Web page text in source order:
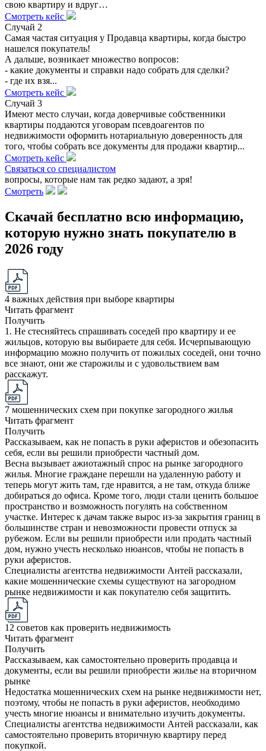
свою квартиру и вдруг…
Смотреть кейс
Случай 2
Самая частая ситуация у Продавца квартиры, когда быстро
нашелся покупатель!
А дальше, возникает множество вопросов:
- какие документы и справки надо собрать для сделки?
- где их взя...
Смотреть кейс
Случай 3
Имеют место случаи, когда доверчивые собственники
квартиры поддаются уговорам псевдоагентов по
недвижимости оформить нотариальную доверенность для
того, чтобы собрать все документы для продажи квартир...
Смотреть кейс
Связаться со специалистом
вопросы, которые нам так редко задают, а зря!
Смотреть
Скачай бесплатно всю информацию,
которую нужно знать покупателю в
2026 году
4 важных действия при выборе квартиры
Читать фрагмент
Получить
1. Не стесняйтесь спрашивать соседей про квартиру и ее
жильцов, которую вы выбираете для себя. Исчерпывающую
информацию можно получить от пожилых соседей, они точно
все знают, они же старожилы и с удовольствием вам
расскажут.
7 мошеннических схем при покупке загородного жилья
Читать фрагмент
Получить
Рассказываем, как не попасть в руки аферистов и обезопасить
себя, если вы решили приобрести частный дом.
Весна вызывает ажиотажный спрос на рынке загородного
жилья. Многие граждане перешли на удаленную работу и
теперь могут жить там, где нравится, а не там, откуда ближе
добираться до офиса. Кроме того, люди стали ценить большое
пространство и возможность погулять на собственном
участке. Интерес к дачам также вырос из-за закрытия границ в
большинстве стран и невозможности провести отпуск за
рубежом. Если вы решили приобрести или продать частный
дом, нужно учесть несколько нюансов, чтобы не попасть в
руки аферистов.
Специалисты агентства недвижимости Антей рассказали,
какие мошеннические схемы существуют на загородном
рынке недвижимости и как покупателю себя защитить.
12 советов как проверить недвижимость
Читать фрагмент
Получить
Рассказываем, как самостоятельно проверить продавца и
документы, если вы решили приобрести жилье на вторичном
рынке
Недостатка мошеннических схем на рынке недвижимости нет,
поэтому, чтобы не попасть в руки аферистов, необходимо
учесть многие нюансы и внимательно изучить документы.
Специалисты агентства недвижимости Антей рассказали, как
самостоятельно проверить вторичную квартиру перед
покупкой.